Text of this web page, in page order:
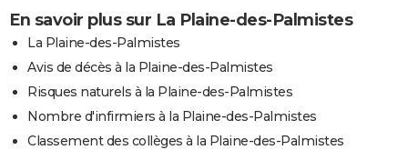
En savoir plus sur La Plaine-des-Palmistes
La Plaine-des-Palmistes
Avis de décès à la Plaine-des-Palmistes
Risques naturels à la Plaine-des-Palmistes
Nombre d'infirmiers à la Plaine-des-Palmistes
Classement des collèges à la Plaine-des-Palmistes